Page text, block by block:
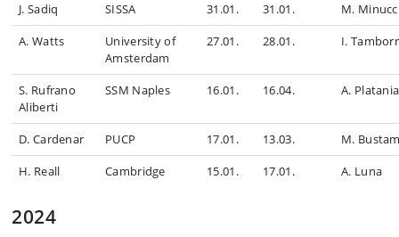
J. Sadiq
SISSA 31.01. 31.01.
M.
A. Watts
University of
Amsterdam
27.01. 28.01. I.
S. Rufrano
Aliberti
SSM Naples 16.01. 16.04. A. Platania
D. Cardenar PUCP 17.01. 13.03.
M.
H. Reall
Cambridge 15.01. 17.01. A. Luna
2024